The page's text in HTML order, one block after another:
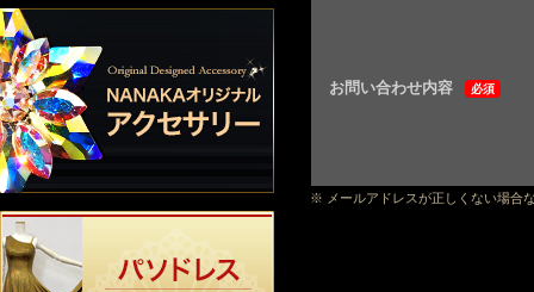
お問い合わせ内容 必須
※ メールアドレスが正しくない場合